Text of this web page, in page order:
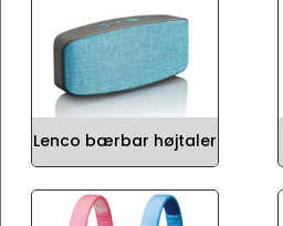
Lenco bærbar højtaler